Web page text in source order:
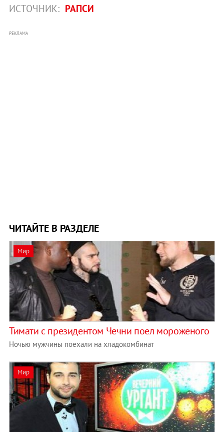
ИСТОЧНИК: РАПСИ
РЕКЛАМА
ЧИТАЙТЕ В РАЗДЕЛЕ
Мир
Тимати с президентом Чечни поел мороженого
Ночью мужчины поехали на хладокомбинат
Мир